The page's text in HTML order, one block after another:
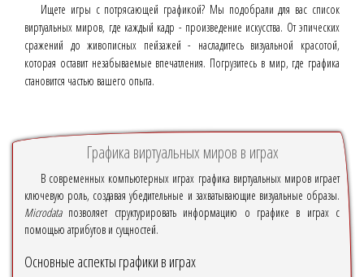
Ищете игры с потрясающей графикой? Мы подобрали для вас список
виртуальных миров, где каждый кадр - произведение искусства. От эпических
сражений до живописных пейзажей - насладитесь визуальной красотой,
которая оставит незабываемые впечатления. Погрузитесь в мир, где графика
становится частью вашего опыта.
Графика виртуальных миров в играх
В современных компьютерных играх графика виртуальных миров играет
ключевую роль, создавая убедительные и захватывающие визуальные образы.
Microdataпозволяет структурировать информацию о графике в играх с
помощью атрибутов и сущностей.
Основные аспекты графики в играх